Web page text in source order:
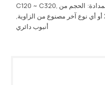
طلبات المشترين. المدادة C أو Z المدادة: الحجم من C120 ~ C320,
Z100~Z20 Bracing من النوع X أو أي نوع آخر مصنوع من الزاوية,
أنبوب دائري